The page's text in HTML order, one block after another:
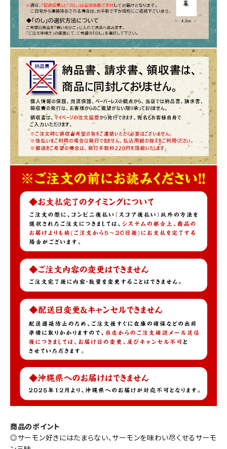
商品のポイント
◎サーモン好きにはたまらない、サーモンを味わい尽くせるサーモ